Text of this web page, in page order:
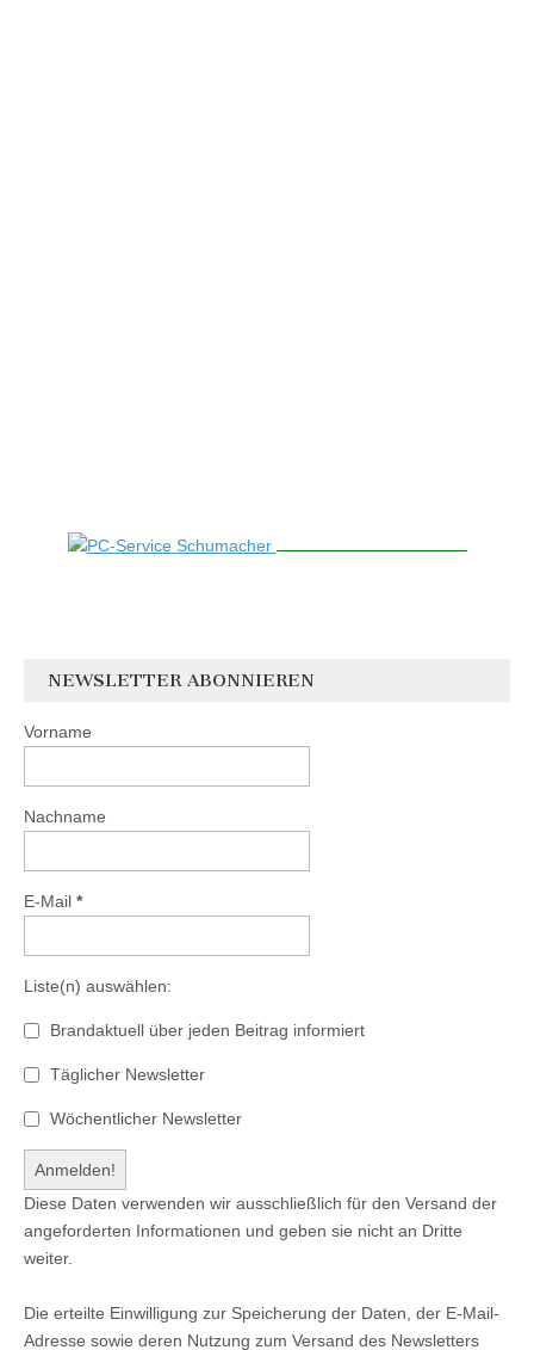
NEWSLETTER ABONNIEREN
Vorname
Nachname
E-Mail *
Liste(n) auswählen:
Brandaktuell über jeden Beitrag informiert
Täglicher Newsletter
Wöchentlicher Newsletter
Diese Daten verwenden wir ausschließlich für den Versand der
angeforderten Informationen und geben sie nicht an Dritte
weiter.
Die erteilte Einwilligung zur Speicherung der Daten, der E-Mail-
Adresse sowie deren Nutzung zum Versand des Newsletters